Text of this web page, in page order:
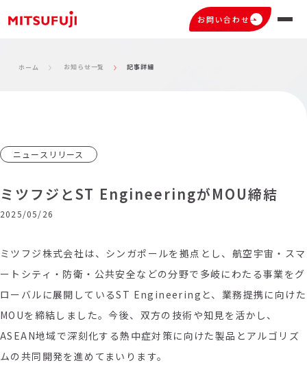
お問い合わせ
ホーム お知らせ一覧 記事詳細
ニュースリリース
ミツフジとST EngineeringがMOU締結
2025/05/26
ミツフジ株式会社は、シンガポールを拠点とし、航空宇宙・スマ
ートシティ・防衛・公共安全などの分野で多岐にわたる事業をグ
ローバルに展開しているST Engineering と、業務提携に向けた
MOUを締結しました。今後、双方の技術や知見を活かし、
ASEAN地域で深刻化する熱中症対策に向けた製品とアルゴリズ
ムの共同開発を進めてまいります。